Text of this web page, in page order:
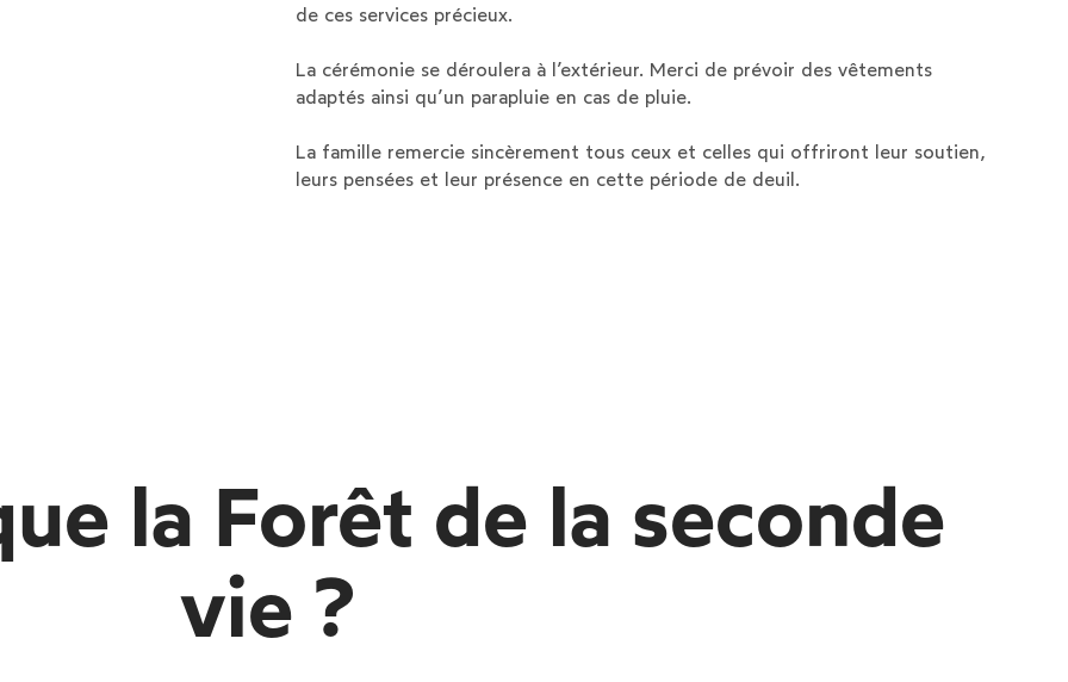
de ces services précieux.
La cérémonie se déroulera à l’extérieur. Merci de prévoir des vêtements
adaptés ainsi qu’un parapluie en cas de pluie.
La famille remercie sincèrement tous ceux et celles qui offriront leur soutien,
leurs pensées et leur présence en cette période de deuil.
la Forêt de la seconde
vie ?